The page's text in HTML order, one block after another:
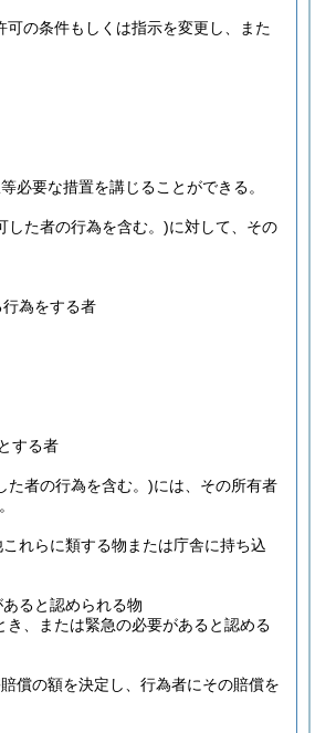
の条件もしくは指示を変更し、また
必要な措置を講じることができる。
した者の行為を含む。)に対して、その
為をする者
する者
た者の行為を含む。)には、その所有者
れらに類する物または庁舎に持ち込
ると認められる物
、または緊急の必要があると認める
償の額を決定し、行為者にその賠償を